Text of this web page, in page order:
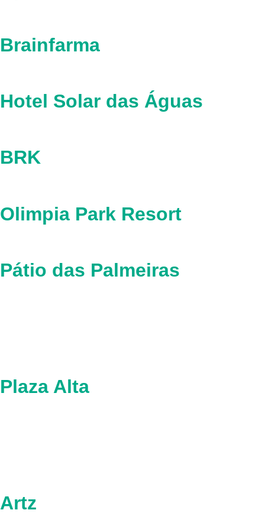
Brainfarma
Hotel Solar das Águas
BRK
Olimpia Park Resort
Pátio das Palmeiras
Plaza Alta
Artz